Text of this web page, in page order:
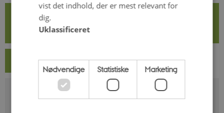
Modtag seneste nyt om
økologiforskningen i Danmark - tilmeld dig
ICROFS Nyt
Kalender: Kommende arrangementer
Vigtige publikationer
vist det indhold, der er mest relevant for
dig.
Uklassificeret
Nødvendige Statistiske Marketing